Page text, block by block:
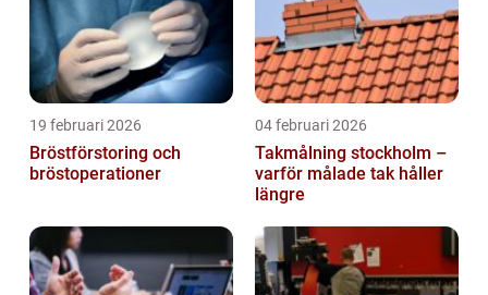
19 februari 2026
Bröstförstoring och
bröstoperationer
04 februari 2026
Takmålning stockholm –
varför målade tak håller
längre